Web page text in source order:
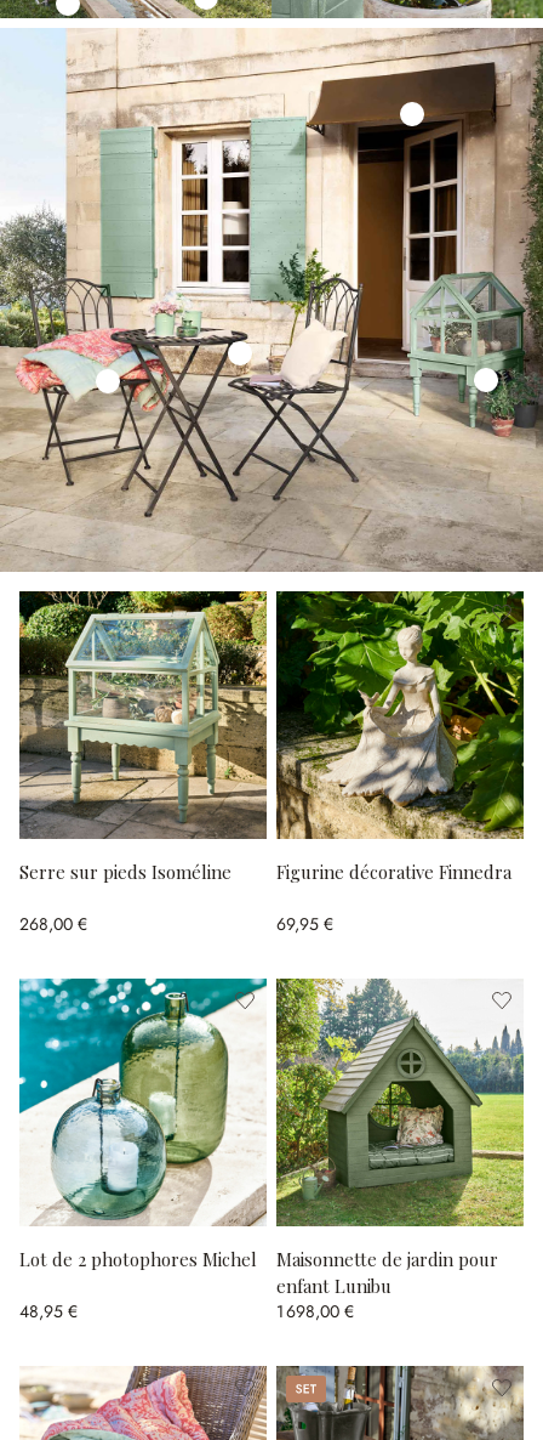
Serre sur pieds Isoméline
268,00 €
Figurine décorative Finnedra
69,95 €
Lot de 2 photophores Michel
48,95 €
Maisonnette de jardin pour
enfant Lunibu
1 698,00 €
Set